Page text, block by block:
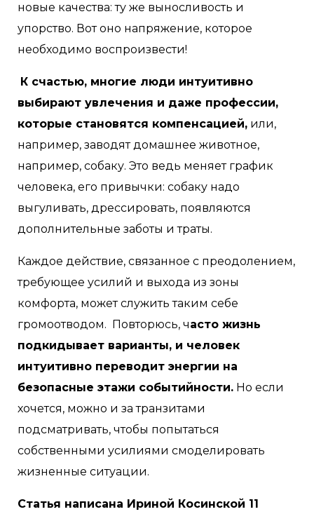
новые качества: ту же выносливость и
упорство. Вот оно напряжение, которое
необходимо воспроизвести!
К счастью, многие люди интуитивно
выбирают увлечения и даже профессии,
которые становятся компенсацией, или,
например, заводят домашнее животное,
например, собаку. Это ведь меняет график
человека, его привычки: собаку надо
выгуливать, дрессировать, появляются
дополнительные заботы и траты.
Каждое действие, связанное с преодолением,
требующее усилий и выхода из зоны
комфорта, может служить таким себе
громоотводом. Повторюсь, часто жизнь
подкидывает варианты, и человек
интуитивно переводит энергии на
безопасные этажи событийности. Но если
хочется, можно и за транзитами
подсматривать, чтобы попытаться
собственными усилиями смоделировать
жизненные ситуации.
Статья написана Ириной Косинской 11